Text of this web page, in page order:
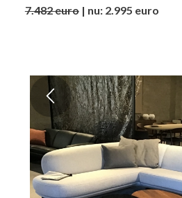
7.482 euro| nu: 2.995 euro